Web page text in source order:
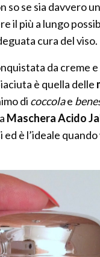
se sia davvero
il più a lungo
cura del viso.
da creme e
è quella delle
di coccolae
Maschera Acido
è l’ideale